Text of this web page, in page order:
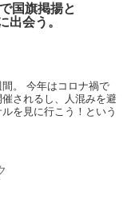
国旗掲揚と
出会う。
。 今年はコロナ禍で
されるし、人混みを避
を見に行こう！という